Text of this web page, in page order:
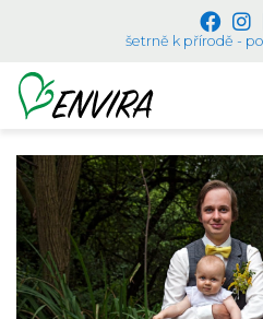
šetrně k přírodě -